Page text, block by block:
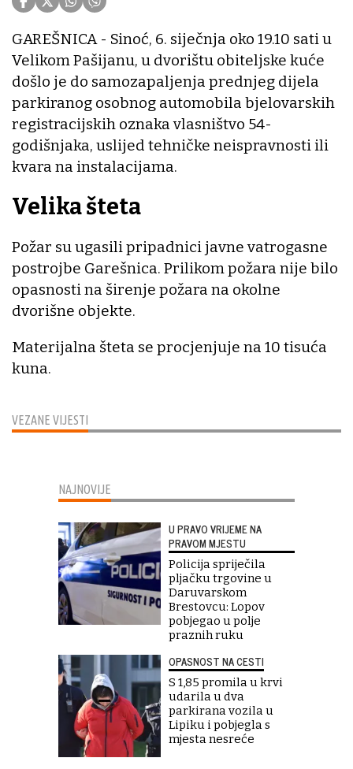
VEZANE VIJESTI
GAREŠNICA - Sinoć, 6. siječnja oko 19.10 sati u
Velikom Pašijanu, u dvorištu obiteljske kuće
došlo je do samozapaljenja prednjeg dijela
parkiranog osobnog automobila bjelovarskih
registracijskih oznaka vlasništvo 54-
godišnjaka, uslijed tehničke neispravnosti ili
kvara na instalacijama.
Velika šteta
Požar su ugasili pripadnici javne vatrogasne
postrojbe Garešnica. Prilikom požara nije bilo
opasnosti na širenje požara na okolne
dvorišne objekte.
Materijalna šteta se procjenjuje na 10 tisuća
kuna.
NAJNOVIJE
U PRAVO VRIJEME NA
PRAVOM MJESTU
Policija spriječila
pljačku trgovine u
Daruvarskom
Brestovcu: Lopov
pobjegao u polje
praznih ruku
OPASNOST NA CESTI
S 1,85 promila u krvi
udarila u dva
parkirana vozila u
Lipiku i pobjegla s
mjesta nesreće